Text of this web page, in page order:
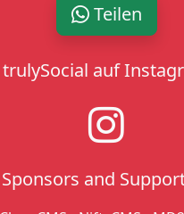
Teilen
trulySocial auf
Sponsors and